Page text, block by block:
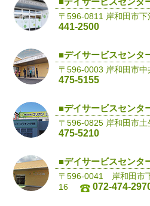
〒596-0811 岸和田市
441-2500
■デイサービスセンタ
〒596-0003 岸和田市中
475-5155
■デイサービスセンタ
〒596-0825 岸和田市
475-5210
■デイサービスセンタ
〒596-0041 岸和田市
16
072-474-